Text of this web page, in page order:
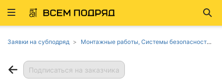
Развернуть
Заявки на субподряд Монтажные работы, Системы безопасности и связи, Электромонтажные работы в Московской области
Подписаться на заказчика